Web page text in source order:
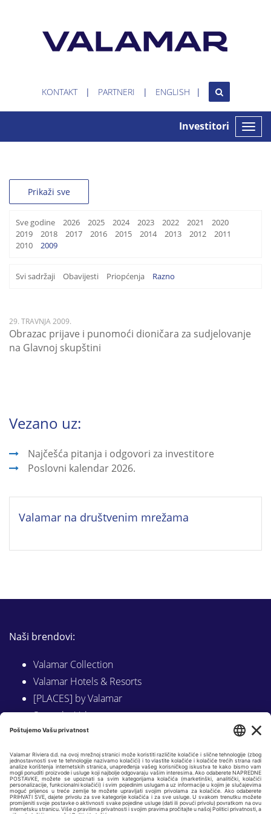
KONTAKT PARTNERI ENGLISH
Toggle
Investitori
Prikaži sve
Sve godine 2026 2025 2024 2023 2022 2021
2020
2019
2018 2017 2016 2015 2014 2013 2012
2011
2010
2009
Svi sadržaji Obavijesti Priopćenja Razno
29. TRAVNJA 2009.
Obrazac prijave i punomoći dioničara za sudjelovanje
na Glavnoj skupštini
Vezano uz:
Najčešća pitanja i odgovori za investitore
Poslovni kalendar 2026.
Valamar na društvenim mrežama
Naši brendovi:
Valamar Collection
Valamar Hotels & Resorts
[PLACES] by Valamar
Sunny by Valamar
Valamar Camping
Istraži na Valamar.com
Slijedite nas na: